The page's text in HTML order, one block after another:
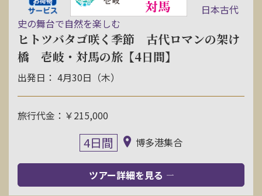
日本古代
史の舞台で自然を楽しむ
ヒトツバタゴ咲く季節 古代ロマンの架け
橋 壱岐・対馬の旅【4日間】
出発日： 4月30日（木）
旅行代金：￥215,000
4日間 博多港集合
ツアー詳細を見る